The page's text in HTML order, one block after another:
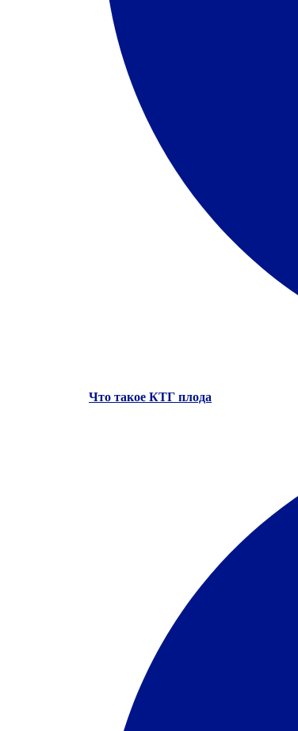
Что такое КТГ плода